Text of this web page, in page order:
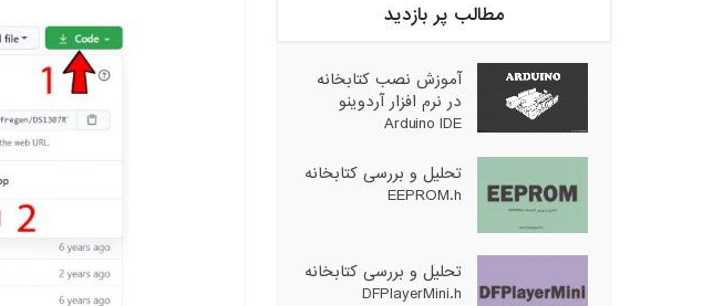
مطالب پر بازدید
آموزش نصب کتابخانه
در نرم افزار آردوینو
Arduino IDE
تحلیل و بررسی کتابخانه
EEPROM.h
تحلیل و بررسی کتابخانه
DFPlayerMini.h